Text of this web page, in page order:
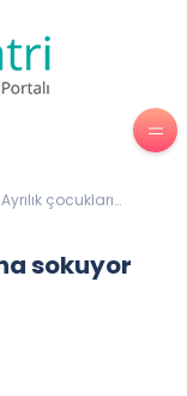
Ayrılık çocukları
sokuyor